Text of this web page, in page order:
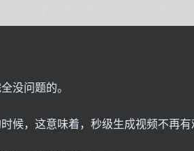
没问题的。
候，这意味着，秒级生成视频不再